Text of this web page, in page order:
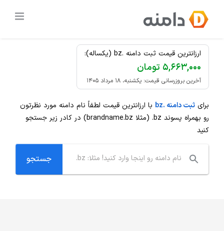
content
ثبت دامنه
ارزانترین قیمت ثبت دامنه .bz (یکساله):
۵,۶۶۳,۰۰۰ تومان
آخرین بروزرسانی قیمت: یکشنبه، ۱۸ مرداد ۱۴۰۵
برای ثبت دامنه .bz
با ارزانترین قیمت لطفاً نام دامنه مورد نظرتون
رو بهمراه پسوند .bz
(مثلا brandname.bz) در کادر زیر جستجو
کنید